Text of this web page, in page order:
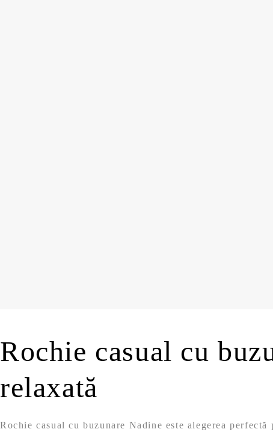
Rochie casual cu
relaxată
Rochie casual cu buzunare Nadine este alegerea